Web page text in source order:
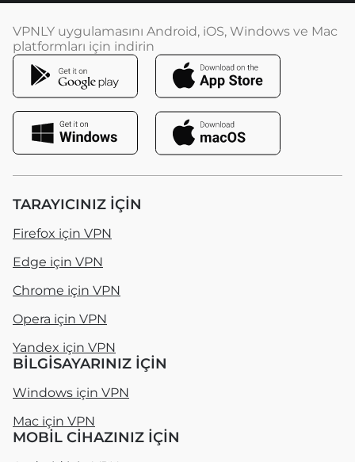
VPNLY uygulamasını Android, iOS, Windows ve Mac
platformları için indirin
TARAYICINIZ IÇIN
Firefox için VPN
Edge için VPN
Chrome için VPN
Opera için VPN
Yandex için VPN
BILGISAYARINIZ IÇIN
Windows için VPN
Mac için VPN
MOBIL CIHAZINIZ IÇIN